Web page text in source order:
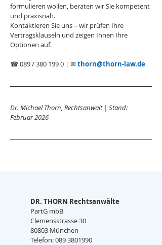
formulieren wollen, beraten wir Sie kompetent
und praxisnah.
Kontaktieren Sie uns – wir prüfen Ihre
Vertragsklauseln und zeigen Ihnen Ihre
Optionen auf.
☎ 089 / 380 199 0 | ✉ thorn@thorn-law.de
Dr. Michael Thorn, Rechtsanwalt | Stand:
Februar 2026
DR. THORN Rechtsanwälte
PartG mbB
Clemensstrasse 30
80803 München
Telefon: 089 3801990